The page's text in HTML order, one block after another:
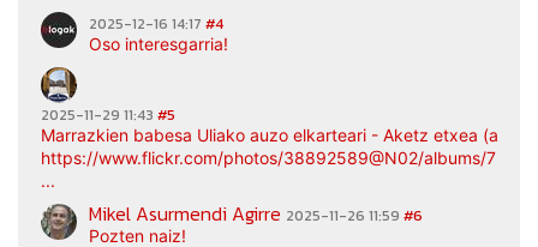
2025-12-16 14:17 #4
Oso interesgarria!
2025-11-29 11:43 #5
Marrazkien babesa Uliako auzo elkarteari - Aketz etxea
https://www.flickr.com/photos/38892589@N02/albums/
...
Mikel Asurmendi Agirre 2025-11-26 11:59 #6
Pozten naiz!